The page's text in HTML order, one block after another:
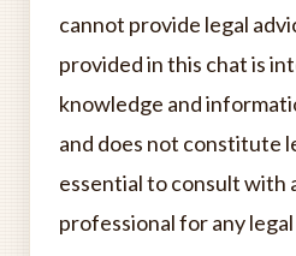
cannot provide legal
provided in this chat is
knowledge and
and does not constitute
essential to consult with
professional for any